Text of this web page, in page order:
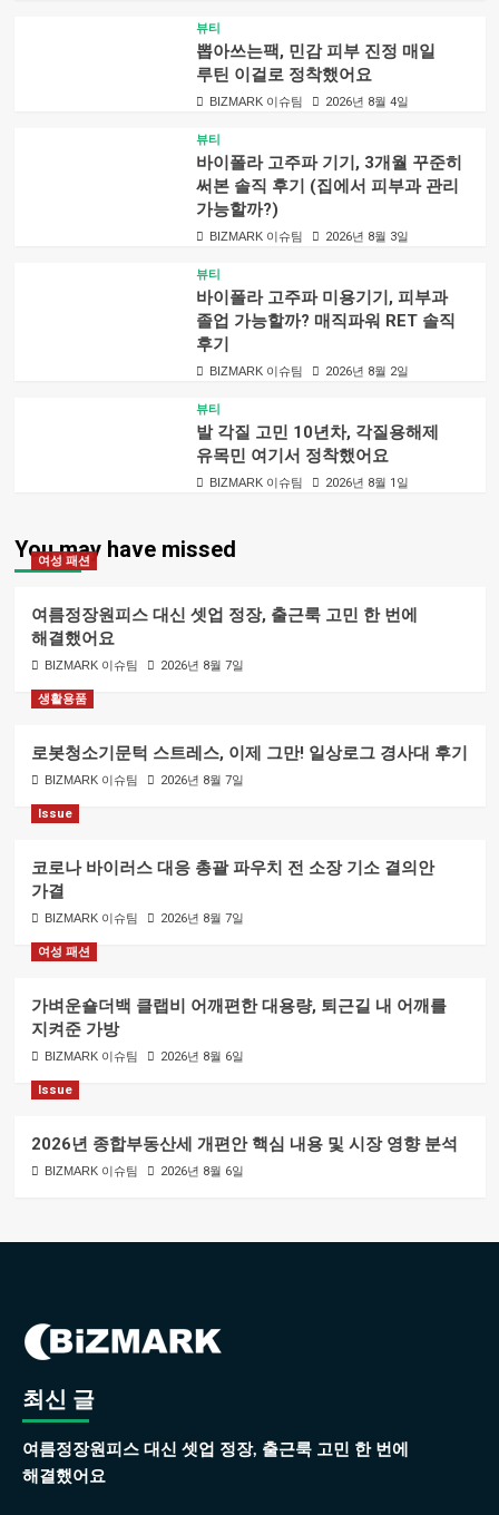
뷰티
뽑아쓰는팩, 민감 피부 진정 매일
루틴 이걸로 정착했어요
BIZMARK 이슈팀 2026년 8월 4일
뷰티
바이폴라 고주파 기기, 3개월 꾸준히
써본 솔직 후기 (집에서 피부과 관리
가능할까?)
BIZMARK 이슈팀 2026년 8월 3일
뷰티
바이폴라 고주파 미용기기, 피부과
졸업 가능할까? 매직파워 RET 솔직
후기
BIZMARK 이슈팀 2026년 8월 2일
뷰티
발 각질 고민 10년차, 각질용해제
유목민 여기서 정착했어요
BIZMARK 이슈팀 2026년 8월 1일
You may have missed
여성 패션
여름정장원피스 대신 셋업 정장, 출근룩 고민 한 번에
해결했어요
BIZMARK 이슈팀 2026년 8월 7일
생활용품
로봇청소기문턱 스트레스, 이제 그만! 일상로그 경사대 후기
BIZMARK 이슈팀 2026년 8월 7일
Issue
코로나 바이러스 대응 총괄 파우치 전 소장 기소 결의안
가결
BIZMARK 이슈팀 2026년 8월 7일
여성 패션
가벼운숄더백 클랩비 어깨편한 대용량, 퇴근길 내 어깨를
지켜준 가방
BIZMARK 이슈팀 2026년 8월 6일
Issue
2026년 종합부동산세 개편안 핵심 내용 및 시장 영향 분석
BIZMARK 이슈팀 2026년 8월 6일
최신 글
여름정장원피스 대신 셋업 정장, 출근룩 고민 한 번에
해결했어요